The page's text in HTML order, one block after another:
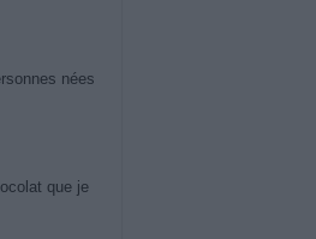
nées
que je